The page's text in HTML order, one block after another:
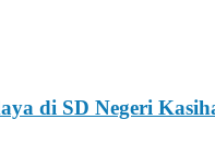
di SD Negeri